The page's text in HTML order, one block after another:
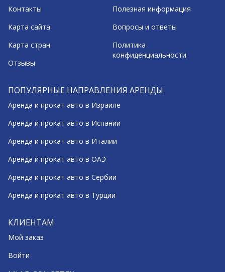
Контакты
Карта сайта
Карта стран
Отзывы
Полезная информация
Вопросы и ответы
Политика
конфиденциальности
ПОПУЛЯРНЫЕ НАПРАВЛЕНИЯ АРЕНДЫ
Аренда и прокат авто в Израиле
Аренда и прокат авто в Испании
Аренда и прокат авто в Италии
Аренда и прокат авто в ОАЭ
Аренда и прокат авто в Сербии
Аренда и прокат авто в Турции
КЛИЕНТАМ
Мой заказ
Войти